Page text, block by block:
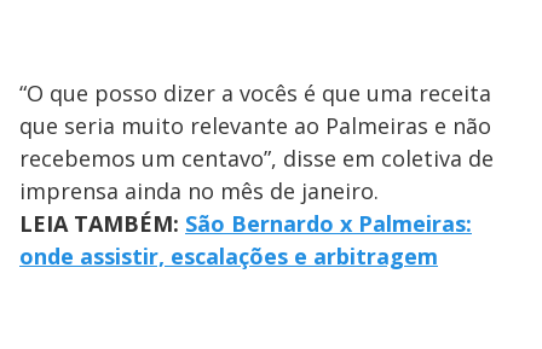
“O que posso dizer a vocês é que uma receita
que seria muito relevante ao Palmeiras e não
recebemos um centavo”, disse em coletiva de
imprensa ainda no mês de janeiro.
LEIA TAMBÉM: São Bernardo x Palmeiras:
onde assistir, escalações e arbitragem